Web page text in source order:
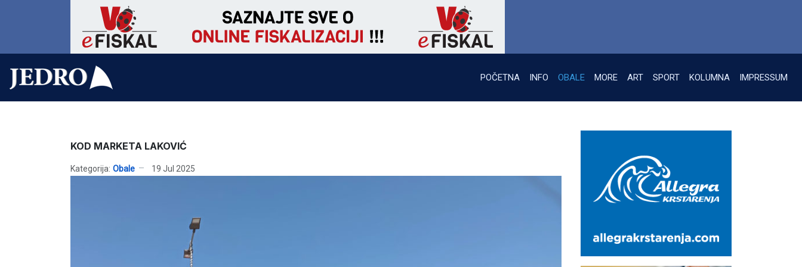
POČETNA INFO OBALE MORE ART SPORT KOLUMNA IMPRESSUM
KOD MARKETA LAKOVIĆ
Kategorija: Obale 19 Jul 2025